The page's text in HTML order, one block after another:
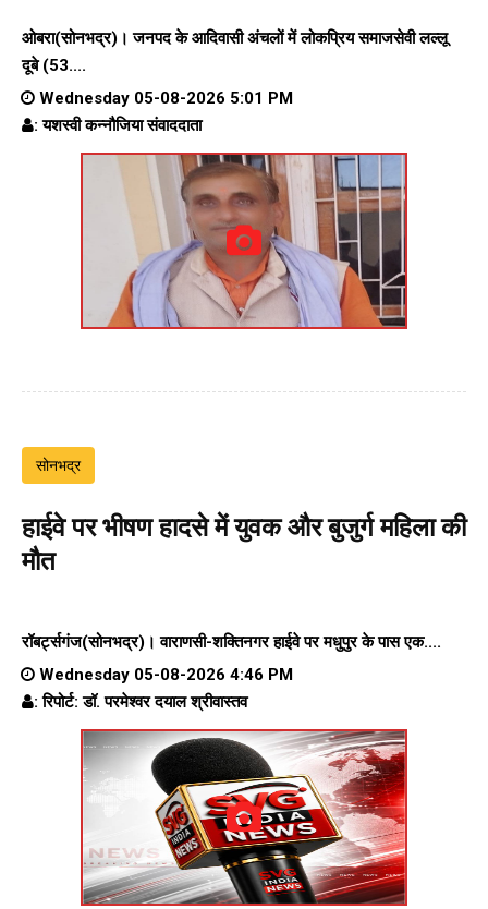
ओबरा(सोनभद्र)। जनपद के आदिवासी अंचलों में लोकप्रिय समाजसेवी लल्लू
दूबे (53....
Wednesday 05-08-2026 5:01 PM
: यशस्वी कन्नौजिया संवाददाता
सोनभद्र
हाईवे पर भीषण हादसे में युवक और बुजुर्ग महिला की
मौत
रॉबर्ट्सगंज(सोनभद्र)। वाराणसी-शक्तिनगर हाईवे परमधुपुर के पास एक....
Wednesday 05-08-2026 4:46 PM
: रिपोर्ट: डॉ. परमेश्वर दयाल श्रीवास्तव